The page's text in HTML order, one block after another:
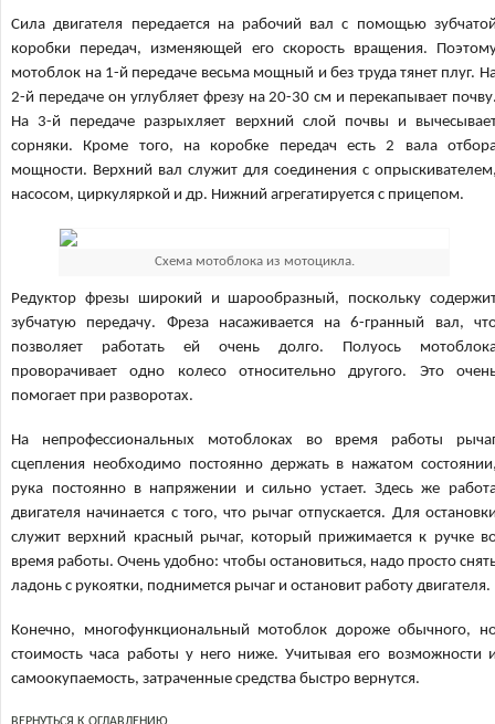
Сила двигателя передается на рабочий вал с помощью
коробки передач, изменяющей его скорость вращения.
мотоблок на 1-й передаче весьма мощный и без труда тянет плуг.
2-й передаче он углубляет фрезу на 20-30 см и перекапывает
На 3-й передаче разрыхляет верхний слой почвы и
сорняки. Кроме того, на коробке передач есть 2 вала
мощности. Верхний вал служит для соединения с
насосом, циркуляркой и др. Нижний агрегатируется с прицепом.
Схема мотоблока из мотоцикла.
Редуктор фрезы широкий и шарообразный, поскольку
зубчатую передачу. Фреза насаживается на 6-гранный вал,
позволяет работать ей очень долго. Полуось
проворачивает одно колесо относительно другого. Это
помогает при разворотах.
На непрофессиональных мотоблоках во время работы
сцепления необходимо постоянно держать в нажатом
рука постоянно в напряжении и сильно устает. Здесь же
двигателя начинается с того, что рычаг отпускается. Для
служит верхний красный рычаг, который прижимается к ручке
время работы. Очень удобно: чтобы остановиться, надо просто
ладонь с рукоятки, поднимется рычаг и остановит работу двигателя.
Конечно, многофункциональный мотоблок дороже обычного,
стоимость часа работы у него ниже. Учитывая его возможности
самоокупаемость, затраченные средства быстро вернутся.